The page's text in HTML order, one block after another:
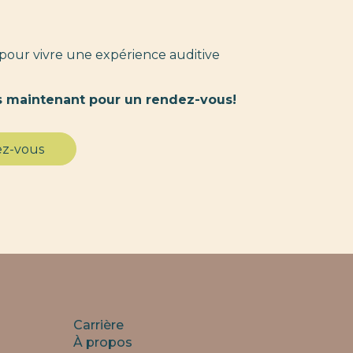
vivre une expérience auditive
maintenant pour un rendez-vous!
vous
Carrière
À propos